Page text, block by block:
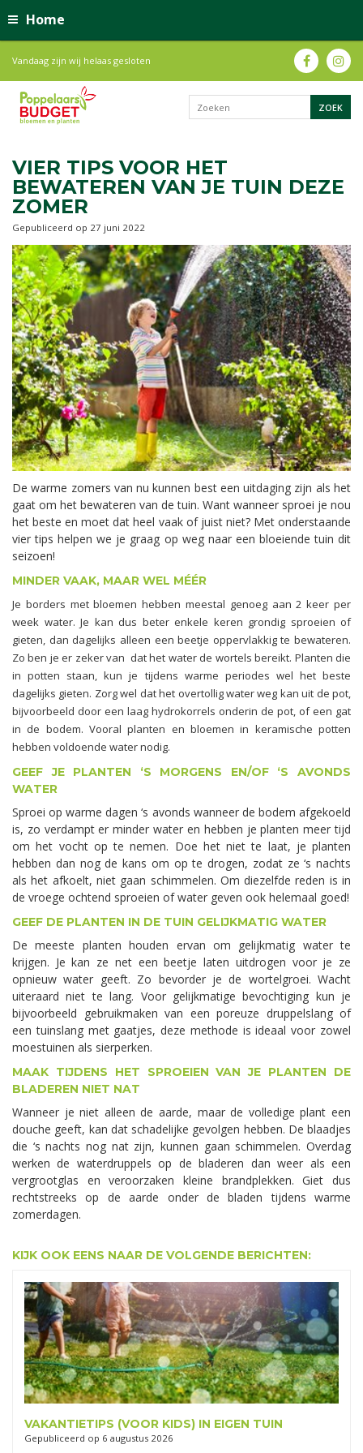
Home
Vandaag zijn wij helaas gesloten
VIER TIPS VOOR HET
BEWATEREN VAN JE TUIN DEZE
ZOMER
Gepubliceerd op 27 juni 2022
De warme zomers van nu kunnen best een uitdaging zijn als het
gaat om het bewateren van de tuin. Want wanneer sproei je nou
het beste en moet dat heel vaak of juist niet? Met onderstaande
vier tips helpen we je graag op weg naar een bloeiende tuin dit
seizoen!
MINDER VAAK, MAAR WEL MÉÉR
Je borders met bloemen hebben meestal genoeg aan 2 keer per
week water. Je kan dus beter enkele keren grondig sproeien of
gieten, dan dagelijks alleen een beetje oppervlakkig te bewateren.
Zo ben je er zeker van dat het water de wortels bereikt. Planten die
in potten staan, kun je tijdens warme periodes wel het beste
dagelijks gieten. Zorg wel dat het overtollig water weg kan uit de pot,
bijvoorbeeld door een laag hydrokorrels onderin de pot, of een gat
in de bodem. Vooral planten en bloemen in keramische potten
hebben voldoende water nodig.
GEEF JE PLANTEN ‘S MORGENS EN/OF ‘S AVONDS
WATER
Sproei op warme dagen ‘s avonds wanneer de bodem afgekoeld
is, zo verdampt er minder water en hebben je planten meer tijd
om het vocht op te nemen. Doe het niet te laat, je planten
hebben dan nog de kans om op te drogen, zodat ze ‘s nachts
als het afkoelt, niet gaan schimmelen. Om diezelfde reden is in
de vroege ochtend sproeien of water geven ook helemaal goed!
GEEF DE PLANTEN IN DE TUIN GELIJKMATIG WATER
De meeste planten houden ervan om gelijkmatig water te
krijgen. Je kan ze net een beetje laten uitdrogen voor je ze
opnieuw water geeft. Zo bevorder je de wortelgroei. Wacht
uiteraard niet te lang. Voor gelijkmatige bevochtiging kun je
bijvoorbeeld gebruikmaken van een poreuze druppelslang of
een tuinslang met gaatjes, deze methode is ideaal voor zowel
moestuinen als sierperken.
MAAK TIJDENS HET SPROEIEN VAN JE PLANTEN DE
BLADEREN NIET NAT
Wanneer je niet alleen de aarde, maar de volledige plant een
douche geeft, kan dat schadelijke gevolgen hebben. De blaadjes
die ‘s nachts nog nat zijn, kunnen gaan schimmelen. Overdag
werken de waterdruppels op de bladeren dan weer als een
vergrootglas en veroorzaken kleine brandplekken. Giet dus
rechtstreeks op de aarde onder de bladen tijdens warme
zomerdagen.
KIJK OOK EENS NAAR DE VOLGENDE BERICHTEN:
VAKANTIETIPS (VOOR KIDS) IN EIGEN TUIN
Gepubliceerd op 6 augustus 2026